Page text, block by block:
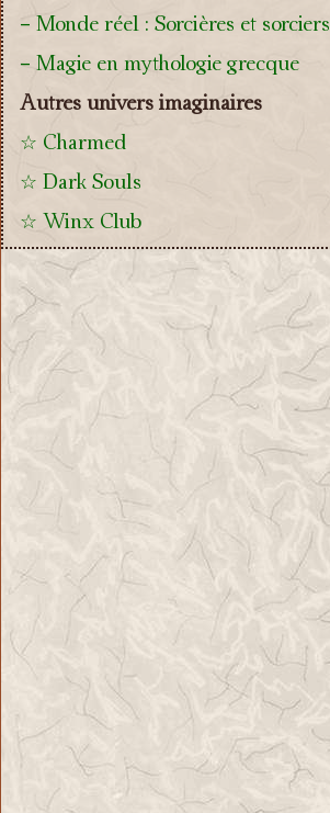
- Monde réel : Sorcières et sorciers
- Magie en mythologie grecque
Autres univers imaginaires
☆ Charmed
☆ Dark Souls
☆ Winx Club